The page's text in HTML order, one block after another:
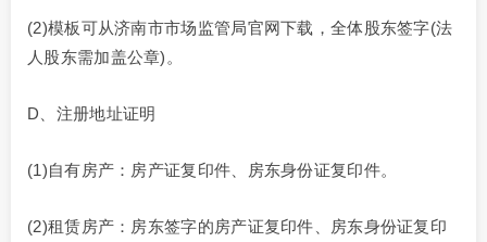
(2)模板可从济南市市场监管局官网下载，全体股东签字(法
人股东需加盖公章)。
D、注册地址证明
(1)自有房产：房产证复印件、房东身份证复印件。
(2)租赁房产：房东签字的房产证复印件、房东身份证复印